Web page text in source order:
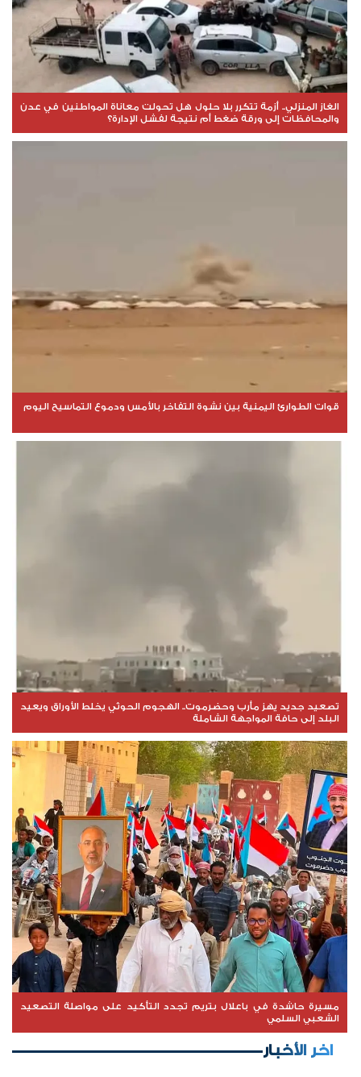
الغاز المنزلي.. أزمة تتكرر بلا حلول هل تحولت معاناة المواطنين في عدن
والمحافظات إلى ورقة ضغط أم نتيجة لفشل الإدارة؟
قوات الطوارئ اليمنية بين نشوة التفاخر بالأمس ودموع التماسيح اليوم
تصعيد جديد يهز مأرب وحضرموت.. الهجوم الحوثي يخلط الأوراق ويعيد
البلد إلى حافة المواجهة الشاملة
مسيرة حاشدة في باعلال بتريم تجدد التأكيد على مواصلة التصعيد
الشعبي السلمي
اخر الأخبار